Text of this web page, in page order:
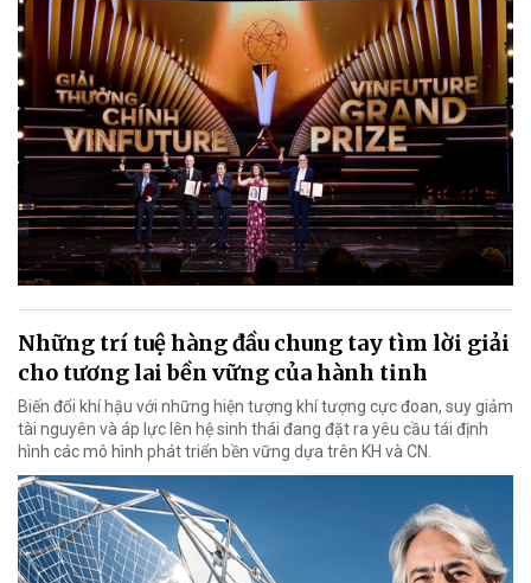
Những trí tuệ hàng đầu chung tay tìm lời giải
cho tương lai bền vững của hành tinh
Biến đổi khí hậu với những hiện tượng khí tượng cực đoan, suy giảm
tài nguyên và áp lực lên hệ sinh thái đang đặt ra yêu cầu tái định
hình các mô hình phát triển bền vững dựa trên KH và CN.